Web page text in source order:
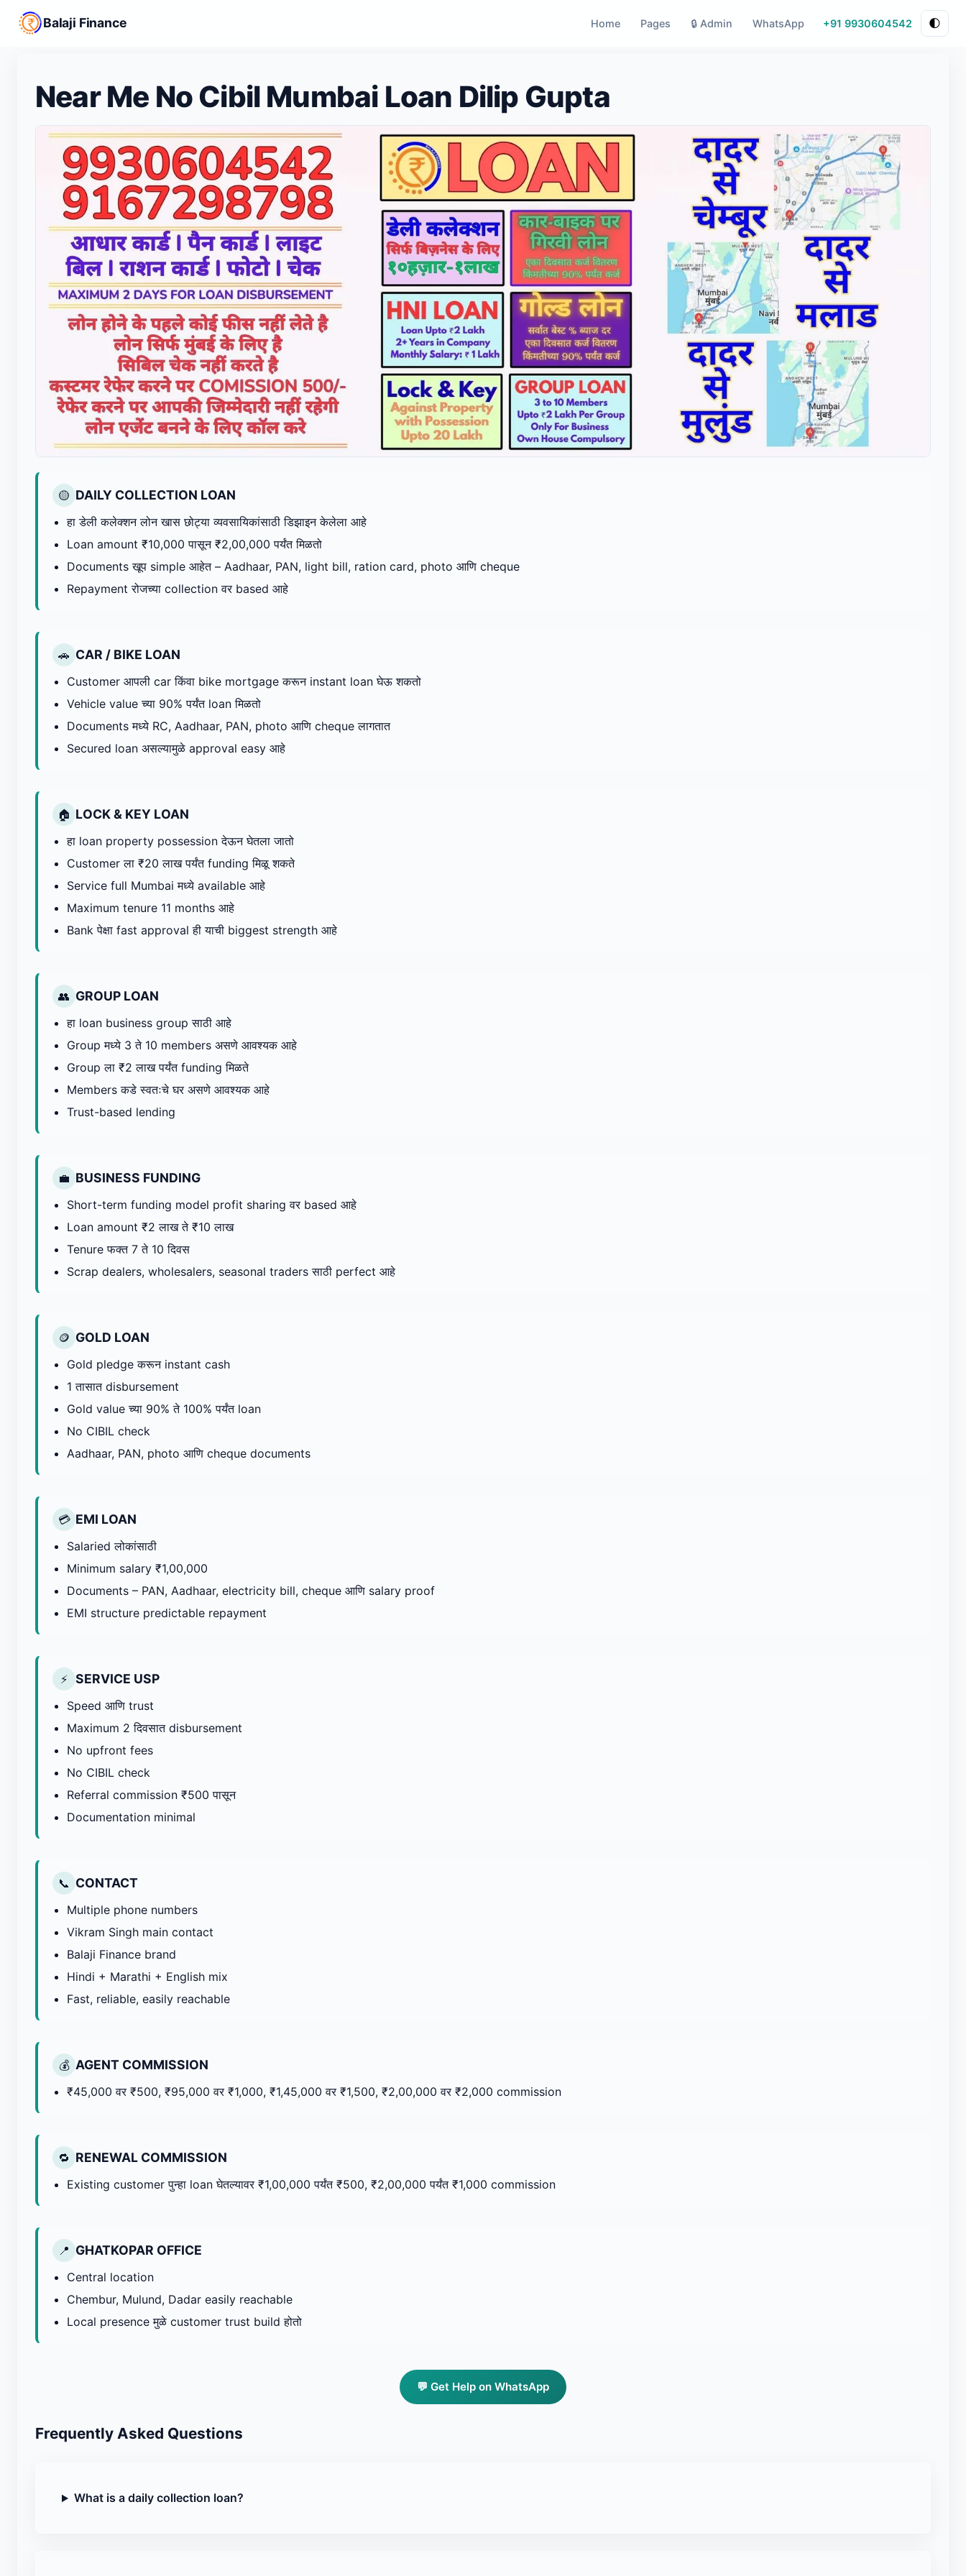
Balaji Finance Home Pages 🔒 Admin WhatsApp +91 9930604542 🌓
Near Me No Cibil Mumbai Loan Dilip Gupta
🟡 DAILY COLLECTION LOAN
हा डेली कलेक्शन लोन खास छोट्या व्यवसायिकांसाठी डिझाइन केलेला आहे
Loan amount ₹10,000 पासून ₹2,00,000 पर्यंत मिळतो
Documents खूप simple आहेत – Aadhaar, PAN, light bill, ration card, photo आणि cheque
Repayment रोजच्या collection वर based आहे
🚗 CAR / BIKE LOAN
Customer आपली car किंवा bike mortgage करून instant loan घेऊ शकतो
Vehicle value च्या 90% पर्यंत loan मिळतो
Documents मध्ये RC, Aadhaar, PAN, photo आणि cheque लागतात
Secured loan असल्यामुळे approval easy आहे
🏠 LOCK & KEY LOAN
हा loan property possession देऊन घेतला जातो
Customer ला ₹20 लाख पर्यंत funding मिळू शकते
Service full Mumbai मध्ये available आहे
Maximum tenure 11 months आहे
Bank पेक्षा fast approval ही याची biggest strength आहे
👥 GROUP LOAN
हा loan business group साठी आहे
Group मध्ये 3 ते 10 members असणे आवश्यक आहे
Group ला ₹2 लाख पर्यंत funding मिळते
Members कडे स्वतःचे घर असणे आवश्यक आहे
Trust-based lending
💼 BUSINESS FUNDING
Short-term funding model profit sharing वर based आहे
Loan amount ₹2 लाख ते ₹10 लाख
Tenure फक्त 7 ते 10 दिवस
Scrap dealers, wholesalers, seasonal traders साठी perfect आहे
🪙 GOLD LOAN
Gold pledge करून instant cash
1 तासात disbursement
Gold value च्या 90% ते 100% पर्यंत loan
No CIBIL check
Aadhaar, PAN, photo आणि cheque documents
💳 EMI LOAN
Salaried लोकांसाठी
Minimum salary ₹1,00,000
Documents – PAN, Aadhaar, electricity bill, cheque आणि salary proof
EMI structure predictable repayment
⚡ SERVICE USP
Speed आणि trust
Maximum 2 दिवसात disbursement
No upfront fees
No CIBIL check
Referral commission ₹500 पासून
Documentation minimal
📞 CONTACT
Multiple phone numbers
Vikram Singh main contact
Balaji Finance brand
Hindi + Marathi + English mix
Fast, reliable, easily reachable
💰 AGENT COMMISSION
₹45,000 वर ₹500, ₹95,000 वर ₹1,000, ₹1,45,000 वर ₹1,500, ₹2,00,000 वर ₹2,000 commission
🔁 RENEWAL COMMISSION
Existing customer पुन्हा loan घेतल्यावर ₹1,00,000 पर्यंत ₹500, ₹2,00,000 पर्यंत ₹1,000 commission
📍 GHATKOPAR OFFICE
Central location
Chembur, Mulund, Dadar easily reachable
Local presence मुळे customer trust build होतो
💬 Get Help on WhatsApp
Frequently Asked Questions
What is a daily collection loan?